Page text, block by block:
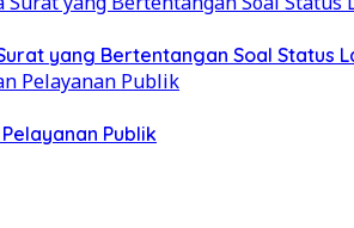
yang Bertentangan Soal Status
Publik